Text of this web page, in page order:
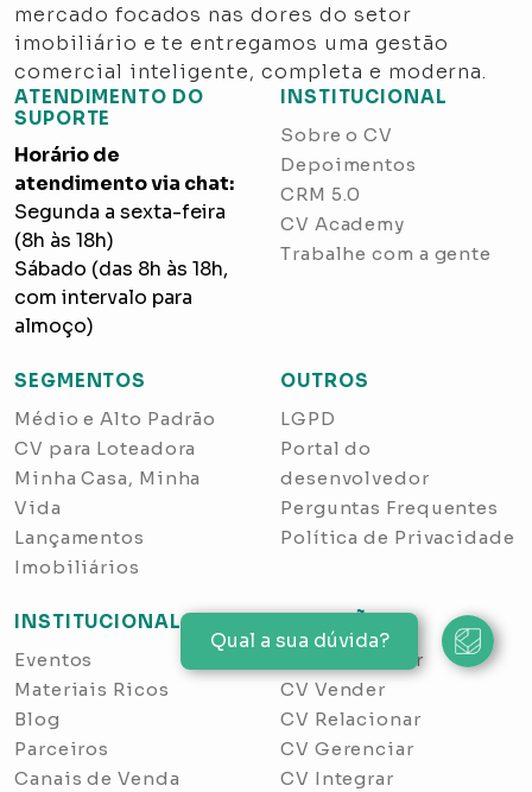
mercado focados nas dores do setor
imobiliário e te entregamos uma gestão
comercial inteligente, completa e moderna.
INSTITUCIONAL
Sobre o CV
Depoimentos
CRM 5.0
CV Academy
Trabalhe com a gente
SEGMENTOS
Médio e Alto Padrão
CV para Loteadora
Minha Casa, Minha
Vida
Lançamentos
Imobiliários
OUTROS
LGPD
Portal do
desenvolvedor
Perguntas Frequentes
Política de Privacidade
INSTITUCIONAL
Eventos
Materiais Ricos
Blog
Parceiros
Canais de Venda
CV Prospectar
CV Vender
CV Relacionar
CV Gerenciar
CV Integrar
ATENDIMENTO DO
SUPORTE
Horário de
atendimento via chat:
Segunda a sexta-feira
(8h às 18h)
Sábado (das 8h às 18h,
com intervalo para
almoço)
Qual a sua dúvida?